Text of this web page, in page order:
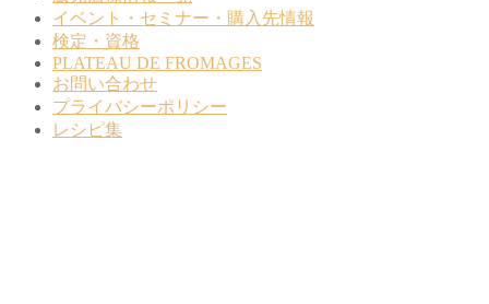
イベント・セミナー・購入先情報
検定・資格
PLATEAU DE FROMAGES
お問い合わせ
プライバシーポリシー
レシピ集